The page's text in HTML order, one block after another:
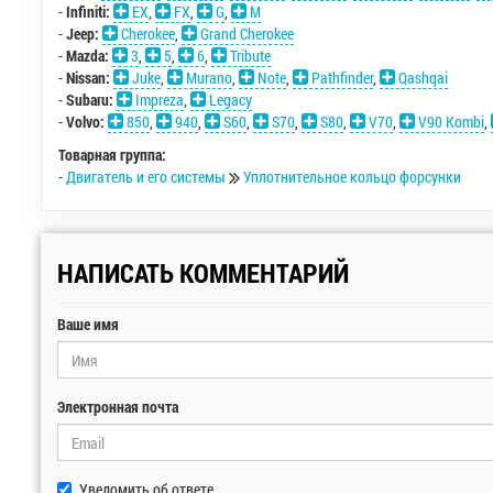
-Infiniti: EX, FX, G,
M
-Jeep: Cherokee,
Grand Cherokee
-Mazda: 3, 5, 6,
Tribute
-Nissan: Juke, Murano, Note, Pathfinder,
Qashqai
-Subaru: Impreza,
Legacy
-Volvo: 850, 940, S60, S70, S80, V70, V90 Kombi,
Товарная группа:
-Двигатель и его системы Уплотнительное кольцо форсунки
НАПИСАТЬ КОММЕНТАРИЙ
Ваше имя
Электронная почта